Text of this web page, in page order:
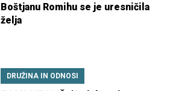
Boštjanu Romihu se je uresničila
želja
DRUŽINA IN ODNOSI